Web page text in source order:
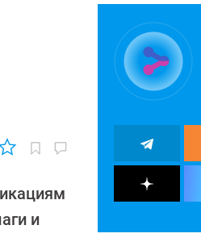
и